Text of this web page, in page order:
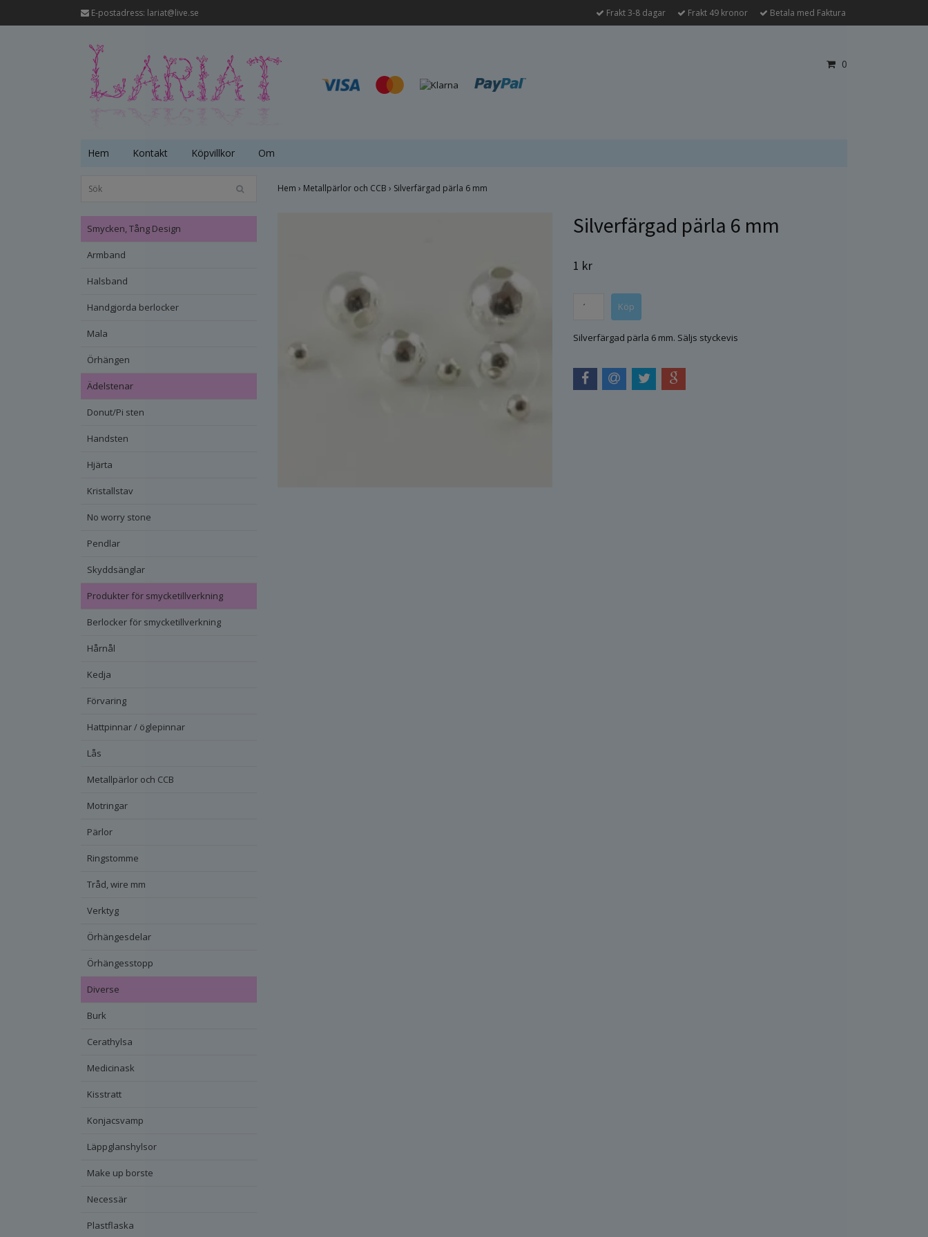
E-postadress: lariat@live.se Frakt 3-8 dagar Frakt 49 kronor Betala med Faktura
0
Hem Kontakt Köpvillkor Om
Smycken, Tång Design
Armband
Halsband
Handgjorda berlocker
Mala
Örhängen
Ädelstenar
Donut/Pi sten
Handsten
Hjärta
Kristallstav
No worry stone
Pendlar
Skyddsänglar
Produkter för smycketillverkning
Berlocker för smycketillverkning
Hårnål
Kedja
Förvaring
Hattpinnar / öglepinnar
Lås
Metallpärlor och CCB
Motringar
Pärlor
Ringstomme
Tråd, wire mm
Verktyg
Örhängesdelar
Örhängesstopp
Diverse
Burk
Cerathylsa
Medicinask
Kisstratt
Konjacsvamp
Läppglanshylsor
Make up borste
Necessär
Plastflaska
Hem › Metallpärlor och CCB › Silverfärgad pärla 6 mm
Silverfärgad pärla 6 mm
1 kr
Silverfärgad pärla 6 mm. Säljs styckevis